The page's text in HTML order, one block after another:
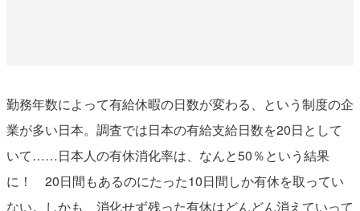
勤務年数によって有給休暇の日数が変わる、という制度の企
業が多い日本。調査では日本の有給支給日数を20日として
いて……日本人の有休消化率は、なんと50％という結果
に！ 20日間もあるのにたった10日間しか有休を取ってい
ない。しかも、消化せず残った有休はどんどん消えていって